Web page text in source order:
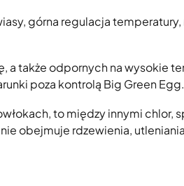
górna regulacja
a także odpornych na wysokie
poza kontrolą Big Green Egg.
to między innymi
obejmuje rdzewienia,